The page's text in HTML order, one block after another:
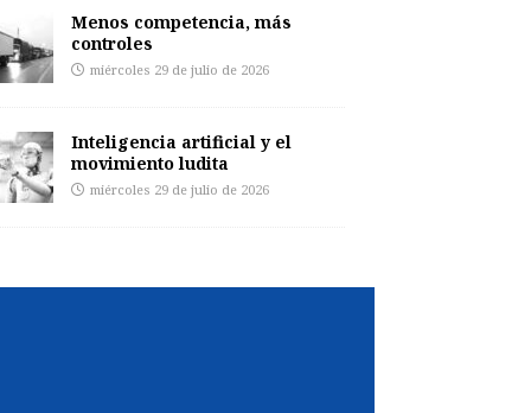
Menos competencia, más
controles
miércoles 29 de julio de 2026
Inteligencia artificial y el
movimiento ludita
miércoles 29 de julio de 2026